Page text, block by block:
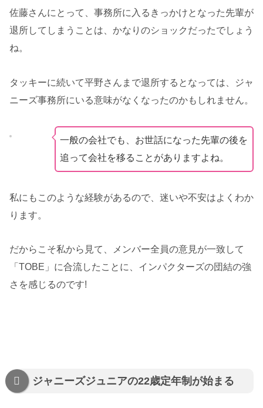
佐藤さんにとって、事務所に入るきっかけとなった先輩が
退所してしまうことは、かなりのショックだったでしょう
ね。
タッキーに続いて平野さんまで退所するとなっては、ジャ
ニーズ事務所にいる意味がなくなったのかもしれません。
一般の会社でも、お世話になった先輩の後を
追って会社を移ることがありますよね。
私にもこのような経験があるので、迷いや不安はよくわか
ります。
だからこそ私から見て、メンバー全員の意見が一致して
「TOBE」に合流したことに、インパクターズの団結の強
さを感じるのです!
ジャニーズジュニアの22歳定年制が始まる